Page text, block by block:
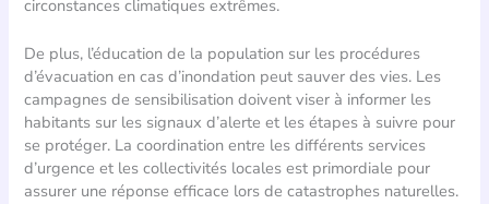
circonstances climatiques extrêmes.
De plus, l’éducation de la population sur les procédures
d’évacuation en cas d’inondation peut sauver des vies. Les
campagnes de sensibilisation doivent viser à informer les
habitants sur les signaux d’alerte et les étapes à suivre pour
se protéger. La coordination entre les différents services
d’urgence et les collectivités locales est primordiale pour
assurer une réponse efficace lors de catastrophes naturelles.